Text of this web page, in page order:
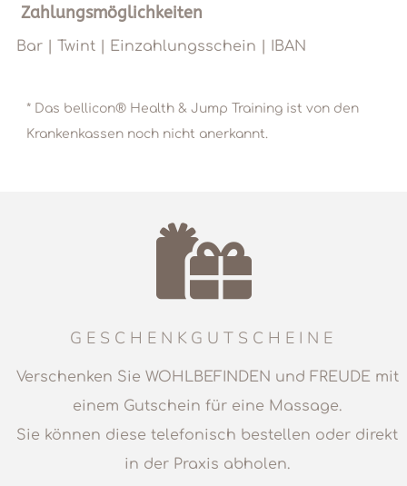
Zahlungsmöglichkeiten
Bar | Twint | Einzahlungsschein | IBAN
* Das bellicon® Health & Jump Training ist von den
Krankenkassen noch nicht anerkannt.
GESCHENKGUTSCHEINE
Verschenken Sie WOHLBEFINDEN und FREUDE mit
einem Gutschein für eine Massage.
Sie können diese telefonisch bestellen oder direkt
in der Praxis abholen.